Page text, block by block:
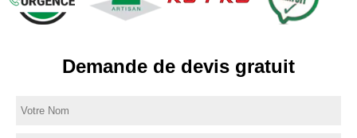
Demande de devis gratuit